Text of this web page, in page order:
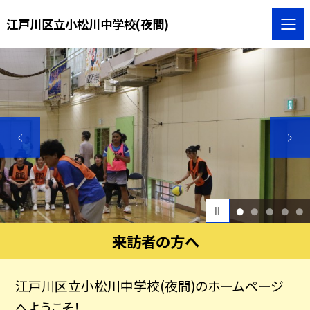
江戸川区立小松川中学校(夜間)
1 2 3 4 5
来訪者の方へ
江戸川区立小松川中学校(夜間)のホームページ